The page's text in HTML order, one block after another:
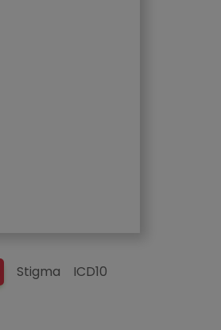
Stigma
ICD10